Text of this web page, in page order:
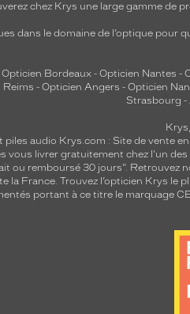
chez Krys une large gamme de
dans le domaine de l’optique
Opticien Bordeaux - Opticien Nantes -
Reims - Opticien Angers - Opticien
Strasbourg -
piles audio Krys.com : Site de vente
vous livrer gratuitement chez l'un
ou remboursé 30 jours". Retrouvez
la France. Trouvez l’opticien Krys le
portant à ce titre le marquage